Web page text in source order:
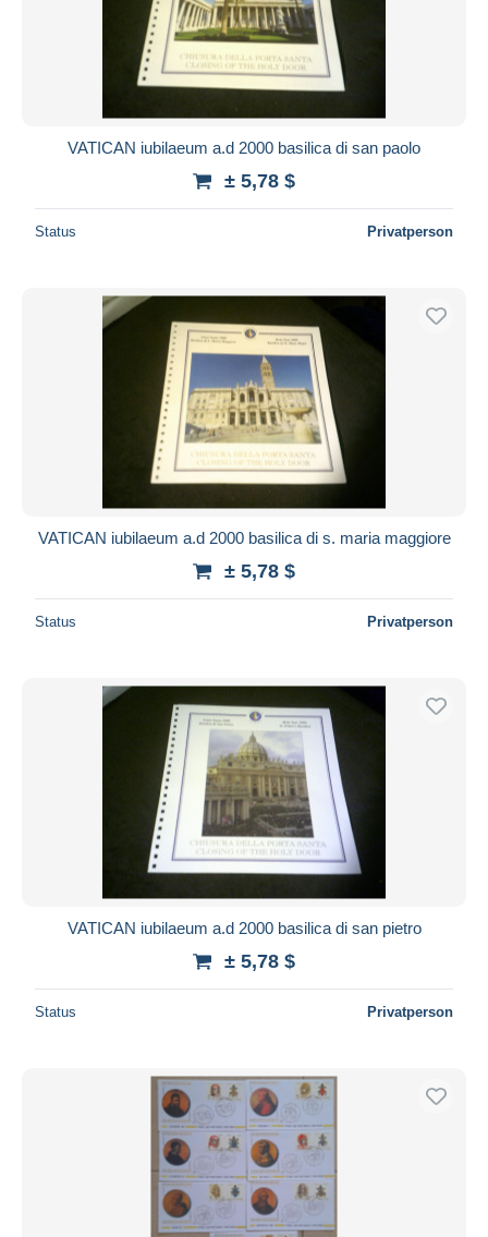
VATICAN iubilaeum a.d 2000 basilica di san paolo
± 5,78 $
Status Privatperson
VATICAN iubilaeum a.d 2000 basilica di s. maria maggiore
± 5,78 $
Status Privatperson
VATICAN iubilaeum a.d 2000 basilica di san pietro
± 5,78 $
Status Privatperson